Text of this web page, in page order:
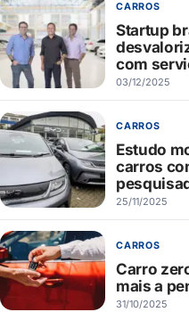
CARROS
Startup
com
03/12/2025
CARROS
Estudo
carros
25/11/2025
CARROS
Carro
mais a
31/10/2025